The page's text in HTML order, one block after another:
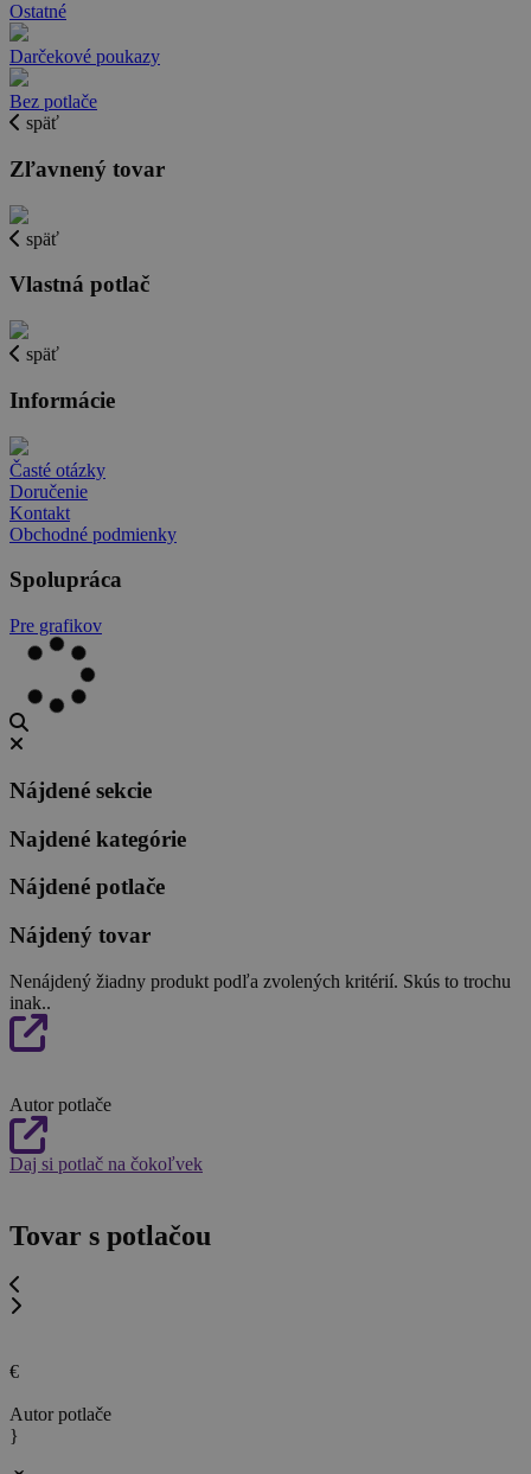
Ostatné
Darčekové poukazy
Bez potlače
späť
Zľavnený tovar
späť
Vlastná potlač
späť
Informácie
Časté otázky
Doručenie
Kontakt
Obchodné podmienky
Spolupráca
Pre grafikov
Nájdené sekcie
Najdené kategórie
Nájdené potlače
Nájdený tovar
Nenájdený žiadny produkt podľa zvolených kritérií. Skús to trochu
inak..
Autor potlače
Daj si potlač na čokoľvek
Tovar s potlačou
€
Autor potlače
}